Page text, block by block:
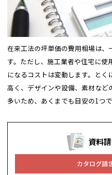
在来工法の坪単価の費用相場は、
す。ただし、施工業者や住宅に使
になるコストは変動します。と
高く、デザインや設備、素材など
多いため、あくまでも目安の1つ
資料
カタログ請